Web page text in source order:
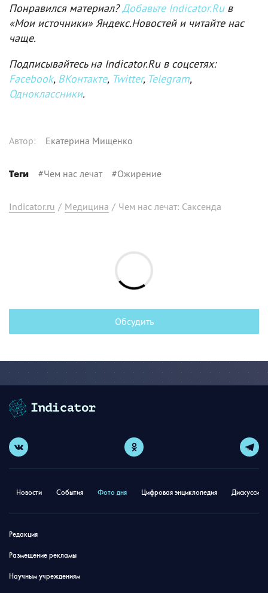
Понравился материал?Добавьте Indicator.Ruв
«Мои источники» Яндекс.Новостей и читайте нас
чаще.
Подписывайтесь на Indicator.Ru в соцсетях:
Facebook, ВКонтакте, Twitter, Telegram,
Одноклассники.
Автор: Екатерина Мищенко
Теги #Чем нас лечат#Ожирение
Indicator.ru / Медицина / Чем нас лечат: Саксенда
Обсудить
Новости События Фото дня Цифровая энциклопедия
Редакция
Размещение рекламы
Научным учреждениям